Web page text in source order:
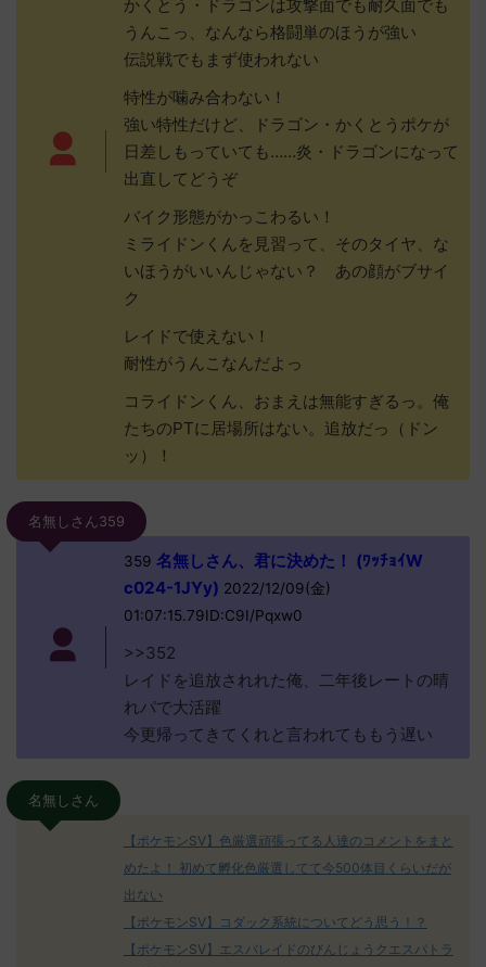
かくとう・ドラゴンは攻撃面でも耐久面でも
うんこっ、なんなら格闘単のほうが強い
伝説戦でもまず使われない
特性が噛み合わない！
強い特性だけど、ドラゴン・かくとうポケが
日差しもっていても……炎・ドラゴンになって
出直してどうぞ
バイク形態がかっこわるい！
ミライドンくんを見習って、そのタイヤ、な
いほうがいいんじゃない？ あの顔がブサイ
ク
レイドで使えない！
耐性がうんこなんだよっ
コライドンくん、おまえは無能すぎるっ。俺
たちのPTに居場所はない。追放だっ（ドン
ッ）！
名無しさん359
359 名無しさん、君に決めた！ (ﾜｯﾁｮｲW
c024-1JYy) 2022/12/09(金)
01:07:15.79ID:C9I/Pqxw0
>>352
レイドを追放されれた俺、二年後レートの晴
れパで大活躍
今更帰ってきてくれと言われてももう遅い
名無しさん
【ポケモンSV】色厳選頑張ってる人達のコメントをまと
めたよ！ 初めて孵化色厳選してて今500体目くらいだが
出ない
【ポケモンSV】コダック系統についてどう思う！？
【ポケモンSV】エスバレイドのびんじょうクエスパトラ